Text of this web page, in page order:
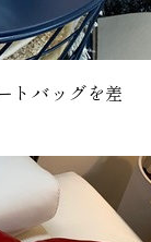
トバッグを差